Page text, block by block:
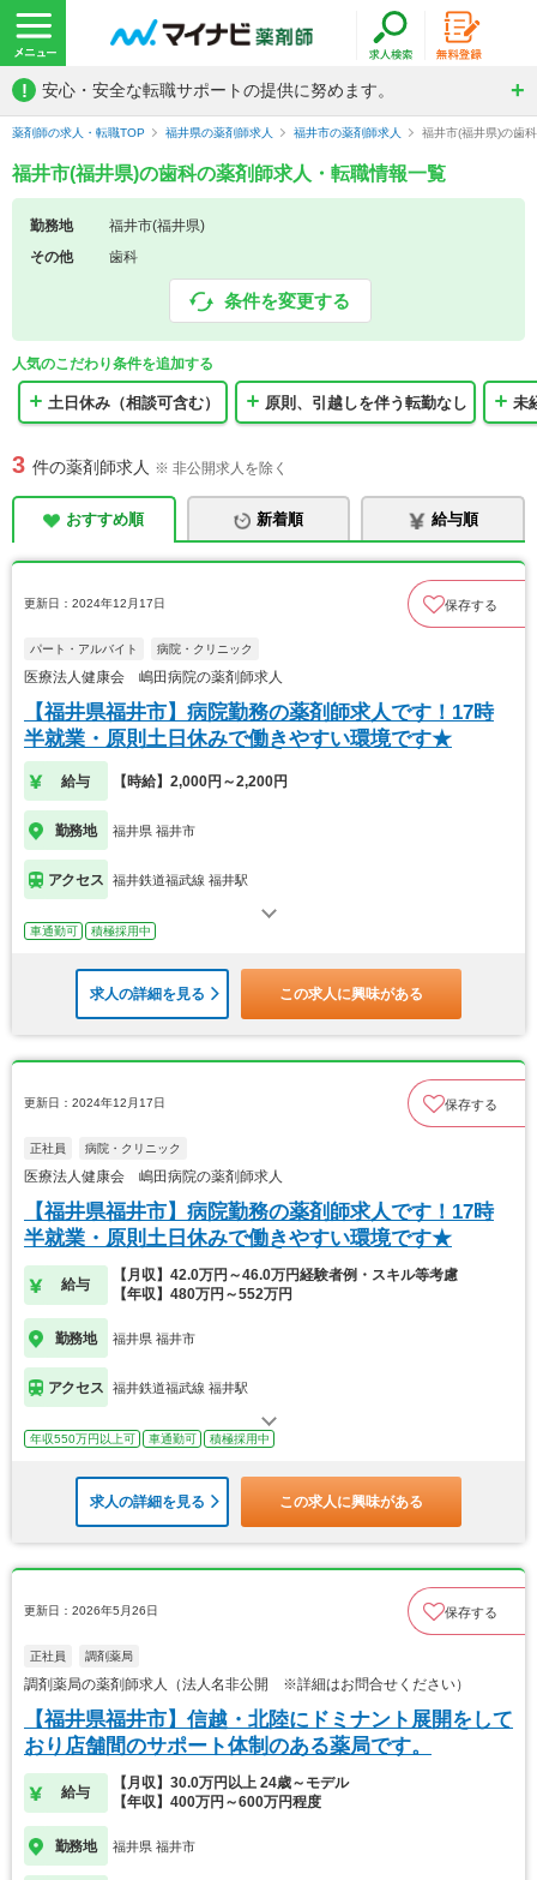
! 安心・安全な転職サポートの提供に努めます。
薬剤師の求人・転職TOP 福井県の薬剤師求人 福井市の薬剤師求人 福井市(福井県)の歯
福井市(福井県)の歯科の薬剤師求人・転職情報一覧
勤務地
福井市(福井県)
その他
歯科
条件を変更する
人気のこだわり条件を追加する
土日休み（相談可含む） 原則、引越しを伴う転勤なし 未
3 件の薬剤師求人 ※ 非公開求人を除く
おすすめ順 新着順 給与順
更新日：2024年12月17日 保存する
パート・アルバイト 病院・クリニック
医療法人健康会 嶋田病院の薬剤師求人
【福井県福井市】病院勤務の薬剤師求人です！17時
半就業・原則土日休みで働きやすい環境です★
給与 【時給】2,000円～2,200円
勤務地 福井県 福井市
アクセス 福井鉄道福武線 福井駅
車通勤可 積極採用中
求人の詳細を見る この求人に興味がある
更新日：2024年12月17日 保存する
正社員 病院・クリニック
医療法人健康会 嶋田病院の薬剤師求人
【福井県福井市】病院勤務の薬剤師求人です！17時
半就業・原則土日休みで働きやすい環境です★
給与
【月収】42.0万円～46.0万円経験者例・スキル等考慮
【年収】480万円～552万円
勤務地 福井県 福井市
アクセス 福井鉄道福武線 福井駅
年収550万円以上可 車通勤可 積極採用中
求人の詳細を見る この求人に興味がある
更新日：2026年5月26日 保存する
正社員 調剤薬局
調剤薬局の薬剤師求人（法人名非公開 ※詳細はお問合せください）
【福井県福井市】信越・北陸にドミナント展開をして
おり店舗間のサポート体制のある薬局です。
給与
【月収】30.0万円以上 24歳～モデル
【年収】400万円～600万円程度
勤務地 福井県 福井市